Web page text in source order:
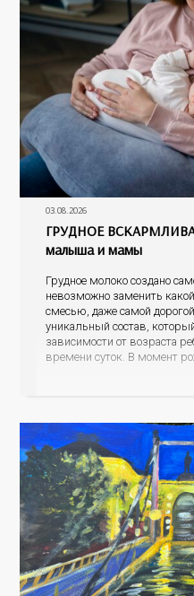
03.08.2026
ГРУДНОЕ
малыша и мамы
Грудное молоко создано
невозможно заменить
смесью, даже самой
уникальный состав,
зависимости от возраста
времени суток. В момент